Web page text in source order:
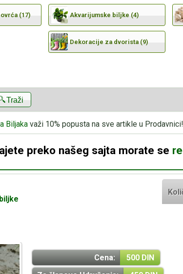
(17) Akvarijumske biljke (4)
Dekoracije za dvorista (9)
Traži
Biljaka važi 10% popusta na sve artikle u Prodavnici!
preko našeg sajta morate se
Cena:
500 DIN